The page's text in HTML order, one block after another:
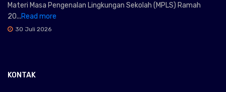
Materi Masa Pengenalan Lingkungan Sekolah (MPLS) Ramah
20...Read more
30 Juli 2026
KONTAK